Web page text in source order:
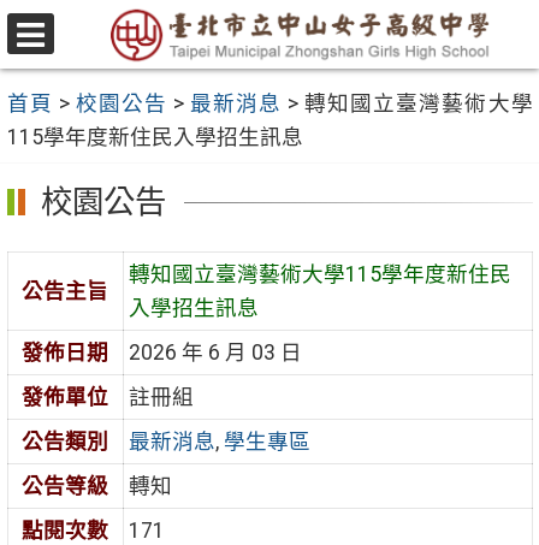
跳
至
要
內
容
區
選
單
首頁 > 校園公告 > 最新消息 >轉知國立臺灣藝術大學
115學年度新住民入學招生訊息
校園公告
公告主旨
轉知國立臺灣藝術大學115學年度新住民
入學招生訊息
發佈日期
2026 年 6 月 03 日
發佈單位
註冊組
公告類別
最新消息, 學生專區
公告等級
轉知
點閱次數
171